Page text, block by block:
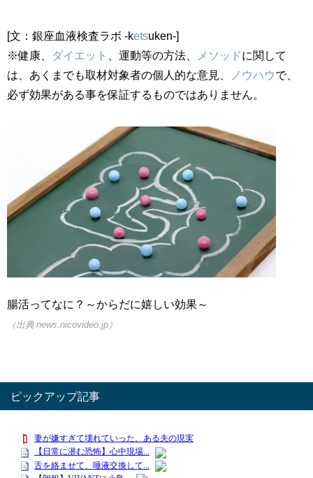
[文：銀座血液検査ラボ -ketsuken-]
※健康、
ダイエット 、運動等の方法、 メソッドに関して
は、あくまでも取材対象者の個人的な意見、
ノウハウで、
必ず効果がある事を保証するものではありません。
腸活ってなに？～からだに嬉しい効果～
（出典 news.nicovideo.jp）
ピックアップ記事